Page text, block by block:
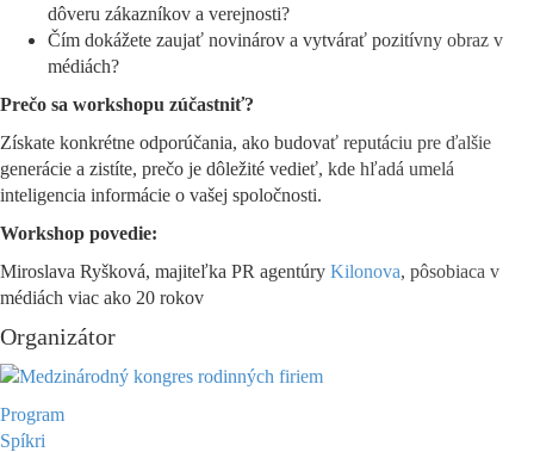
dôveru zákazníkov a verejnosti?
Čím dokážete zaujať novinárov a vytvárať pozitívny obraz v
médiách?
Prečo sa workshopu zúčastniť?
Získate konkrétne odporúčania, ako budovať reputáciu pre ďalšie
generácie a zistíte, prečo je dôležité vedieť, kde hľadá umelá
inteligencia informácie o vašej spoločnosti.
Workshop povedie:
Miroslava Ryšková, majiteľka PR agentúry Kilonova, pôsobiaca v
médiách viac ako 20 rokov
Organizátor
Program
Spíkri